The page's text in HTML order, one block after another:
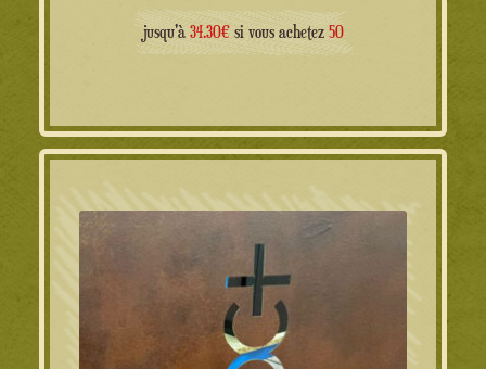
jusqu'à 34.30€si vous achetez 50